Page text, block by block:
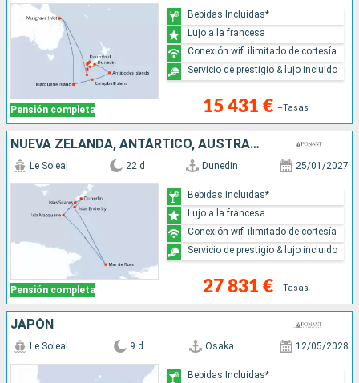
Pensión completa 15 431 € +Tasas
Bebidas Incluidas*
Lujo a la francesa
Conexión wifi ilimitado de cortesía
Servicio de prestigio & lujo incluido
NUEVA ZELANDA, ANTÁRTICO, AUSTRALIA
Pensión completa
Le Soleal 22 d Dunedin 25/01/2027
27 831 € +Tasas
Bebidas Incluidas*
Lujo a la francesa
Conexión wifi ilimitado de cortesía
Servicio de prestigio & lujo incluido
JAPÓN
Le Soleal 9 d Osaka 12/05/2028
Bebidas Incluidas*